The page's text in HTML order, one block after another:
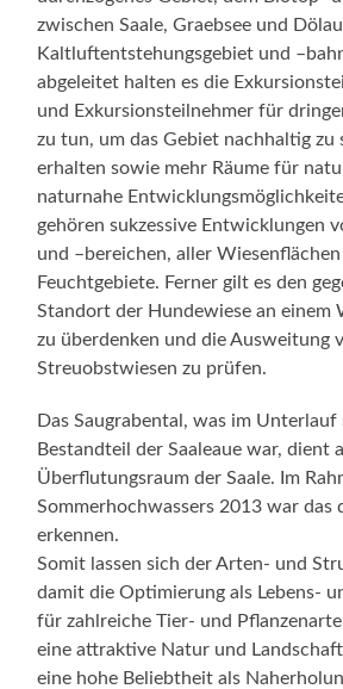
zwischen Saale, Graebsee und
Kaltluftentstehungsgebiet und
abgeleitet halten es die
und Exkursionsteilnehmer für
zu tun, um das Gebiet nachhaltig zu
erhalten sowie mehr Räume für
naturnahe
gehören sukzessive Entwicklungen
und –bereichen, aller
Feuchtgebiete. Ferner gilt es den
Standort der Hundewiese an einem
zu überdenken und die Ausweitung
Streuobstwiesen zu prüfen.
Das Saugrabental, was im
Bestandteil der Saaleaue war, dient
Überflutungsraum der Saale. Im
Sommerhochwassers 2013 war das
erkennen.
Somit lassen sich der Arten- und
damit die Optimierung als Lebens-
für zahlreiche Tier- und
eine attraktive Natur und
eine hohe Beliebtheit als